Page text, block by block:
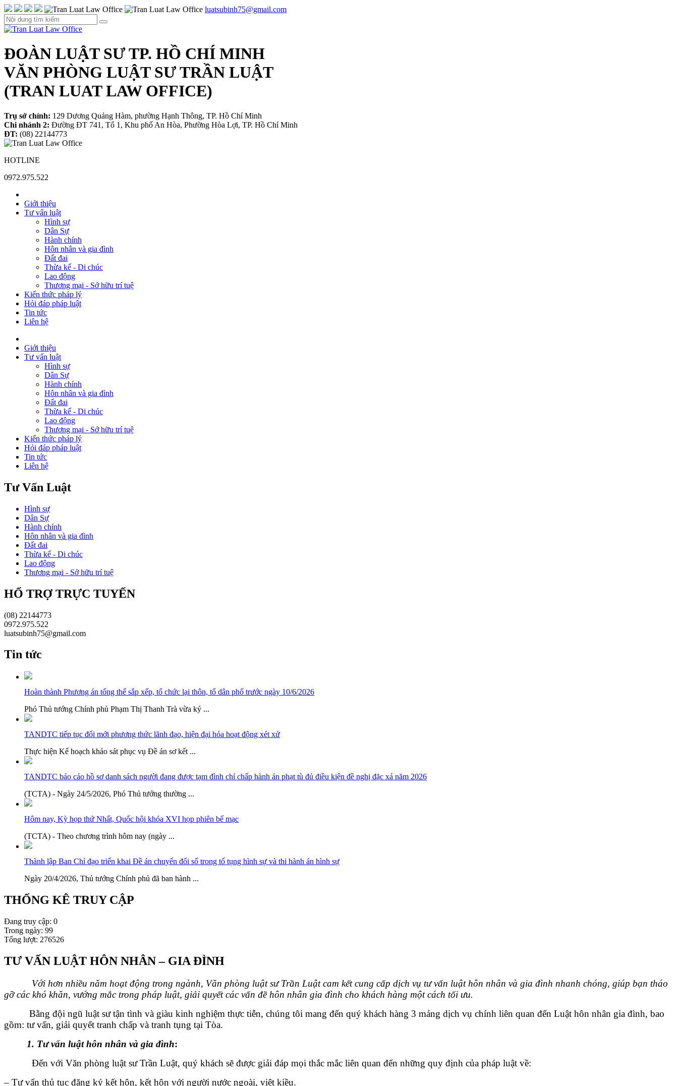
luatsubinh75@gmail.com
ĐOÀN LUẬT SƯ TP. HỒ CHÍ MINH
VĂN PHÒNG LUẬT SƯ TRẦN LUẬT
(TRAN LUAT LAW OFFICE)
Trụ sở chính: 129 Dương Quảng Hàm, phường Hạnh Thông, TP. Hồ Chí Minh
Chi nhánh 2: Đường ĐT 741, Tổ 1, Khu phố An Hòa, Phường Hòa Lợi, TP. Hồ Chí Minh
ĐT: (08) 22144773
HOTLINE
0972.975.522
Giới thiệu
Tư vấn luật
Hình sự
Dân Sự
Hành chính
Hôn nhân và gia đình
Đất đai
Thừa kế - Di chúc
Lao động
Thương mại - Sở hữu trí tuệ
Kiến thức pháp lý
Hỏi đáp pháp luật
Tin tức
Liên hệ
Giới thiệu
Tư vấn luật
Hình sự
Dân Sự
Hành chính
Hôn nhân và gia đình
Đất đai
Thừa kế - Di chúc
Lao động
Thương mại - Sở hữu trí tuệ
Kiến thức pháp lý
Hỏi đáp pháp luật
Tin tức
Liên hệ
Tư Vấn Luật
Hình sự
Dân Sự
Hành chính
Hôn nhân và gia đình
Đất đai
Thừa kế - Di chúc
Lao động
Thương mại - Sở hữu trí tuệ
HỔ TRỢ TRỰC TUYẾN
(08) 22144773
0972.975.522
luatsubinh75@gmail.com
Tin tức
Hoàn thành Phương án tổng thể sắp xếp, tổ chức lại thôn, tổ dân phố trước ngày 10/6/2026
Phó Thủ tướng Chính phủ Phạm Thị Thanh Trà vừa ký ...
TANDTC tiếp tục đổi mới phương thức lãnh đạo, hiện đại hóa hoạt động xét xử
Thực hiện Kế hoạch khảo sát phục vụ Đề án sơ kết ...
TANDTC báo cáo hồ sơ danh sách người đang được tạm đình chỉ chấp hành án phạt tù đủ điều kiện đề nghị đặc xá năm 2026
(TCTA) - Ngày 24/5/2026, Phó Thủ tướng thường ...
Hôm nay, Kỳ họp thứ Nhất, Quốc hội khóa XVI họp phiên bế mạc
(TCTA) - Theo chương trình hôm nay (ngày ...
Thành lập Ban Chỉ đạo triển khai Đề án chuyển đổi số trong tố tụng hình sự và thi hành án hình sự
Ngày 20/4/2026, Thủ tướng Chính phủ đã ban hành ...
THỐNG KÊ TRUY CẬP
Đang truy cập: 0
Trong ngày: 99
Tổng lượt: 276526
TƯ VẤN LUẬT HÔN NHÂN – GIA ĐÌNH
Với hơn nhiều năm hoạt động trong ngành, Văn phòng luật sư Trần Luật cam kết cung cấp dịch vụ tư vấn luật hôn nhân và gia đình nhanh chóng, giúp bạn tháo
gỡ các khó khăn, vướng mắc trong pháp luật, giải quyết các vấn đề hôn nhân gia đình cho khách hàng một cách tối ưu.
Bằng đội ngũ luật sư tận tình và giàu kinh nghiệm thực tiễn, chúng tôi mang đến quý khách hàng 3 mảng dịch vụ chính liên quan đến Luật hôn nhân gia đình, bao
gồm: tư vấn, giải quyết tranh chấp và tranh tụng tại Tòa.
1. Tư vấn luật hôn nhân và gia đình:
Đến với Văn phòng luật sư Trần Luật, quý khách sẽ được giải đáp mọi thắc mắc liên quan đến những quy định của pháp luật về:
– Tư vấn thủ tục đăng ký kết hôn, kết hôn với người nước ngoài, việt kiều.